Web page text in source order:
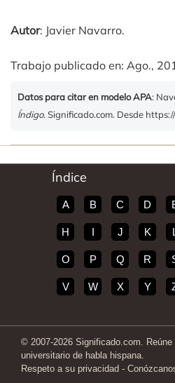
Autor: Javier Navarro.
Trabajo publicado en: Ago.,
Datos para citar en modelo APA:
Índigo. Significado.com. Desde
Índice
A B C D
H I J K
O P Q R
V W X Y
© 2007-2026 Significado.com.
universitario de habla hispana.
Respeto a su privacidad -